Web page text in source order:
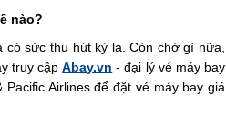
nào?
sức thu hút kỳ lạ. Còn chờ gì nữa,
truy cậpAbay.vn - đại lý vé máy bay
Pacific Airlines để đặt vé máy bay giá